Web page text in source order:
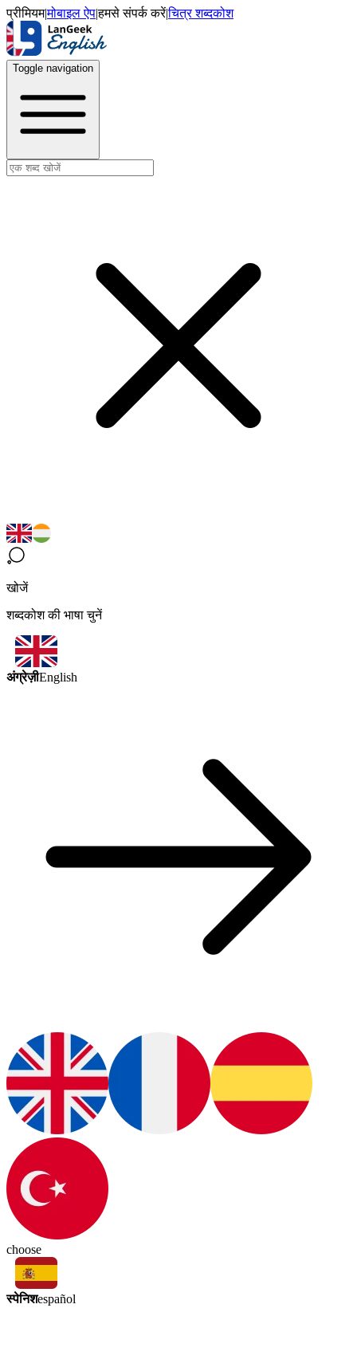
प्रीमियम|मोबाइल ऐप|हमसे संपर्क करें|चित्र शब्दकोश
Toggle navigation
खोजें
शब्दकोश की भाषा चुनें
अंग्रेज़ीEnglish
choose
स्पेनिशespañol